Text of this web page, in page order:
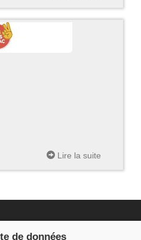
Lire la suite
de données